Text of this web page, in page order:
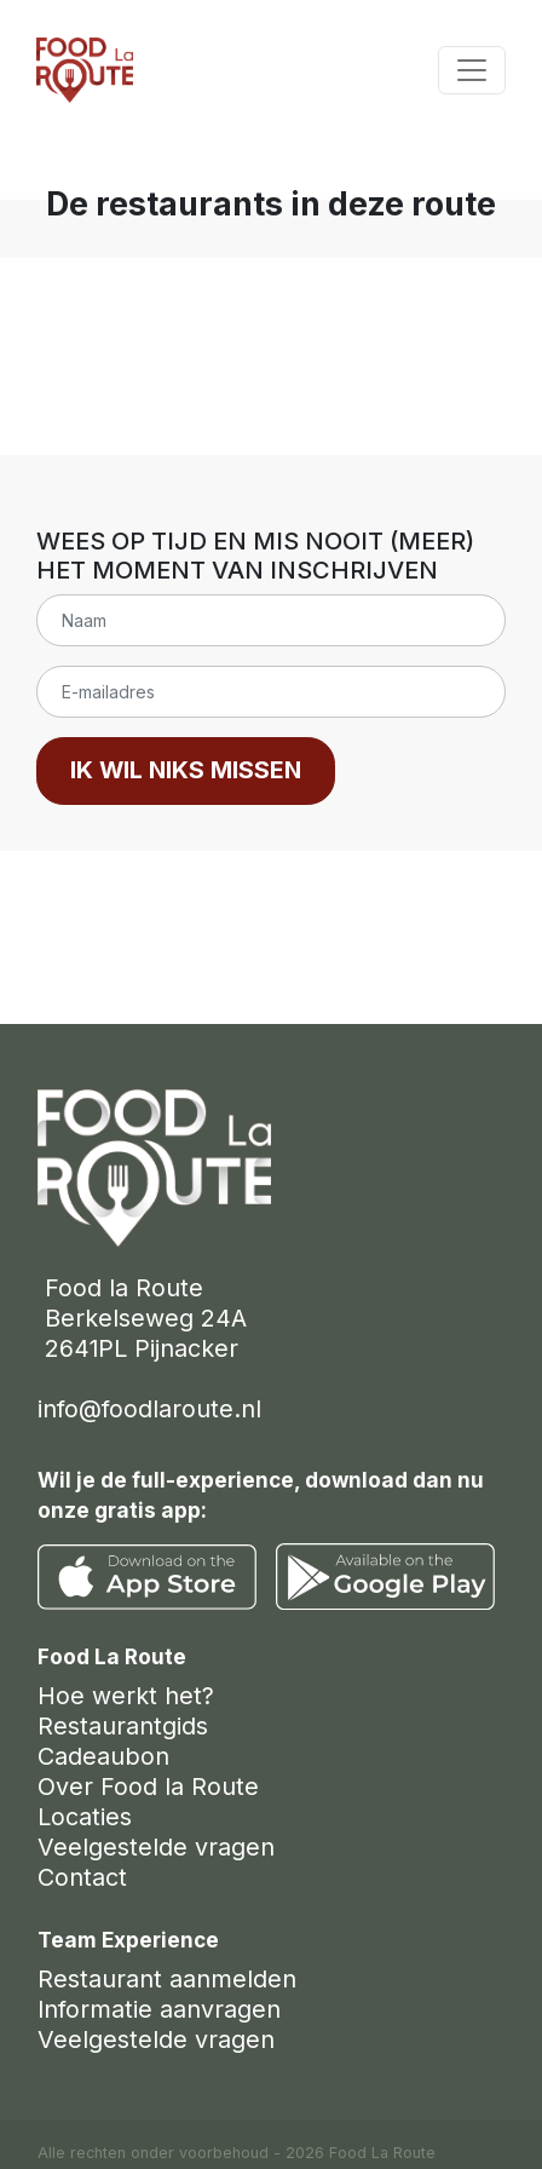
De restaurants in deze route
WEES OP TIJD EN MIS NOOIT (MEER)
HET MOMENT VAN INSCHRIJVEN
IK WIL NIKS MISSEN
Food la Route
Berkelseweg 24A
2641PL Pijnacker
info@foodlaroute.nl
Wil je de full-experience, download dan nu
onze gratis app:
Food La Route
Hoe werkt het?
Restaurantgids
Cadeaubon
Over Food la Route
Locaties
Veelgestelde vragen
Contact
Team Experience
Restaurant aanmelden
Informatie aanvragen
Veelgestelde vragen
Alle rechten onder voorbehoud - 2026 Food La Route